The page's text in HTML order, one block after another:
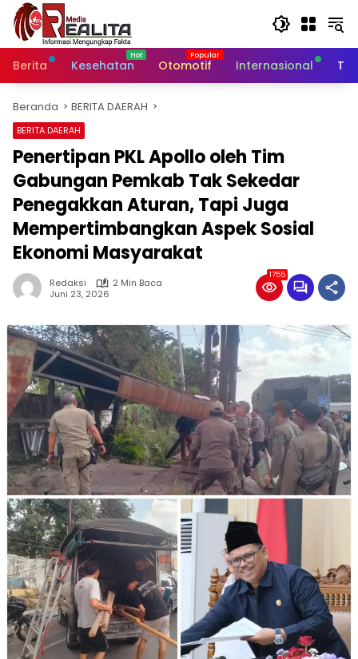
Langsung
konten
Berita
Kesehatan Otomotif Internasional
Beranda BERITA DAERAH
BERITA DAERAH
Penertipan PKL Apollo oleh Tim
Gabungan Pemkab Tak Sekedar
Penegakkan Aturan, Tapi Juga
Mempertimbangkan Aspek Sosial
Ekonomi Masyarakat
Redaksi
2 Min Baca
Juni 23, 2026
1755